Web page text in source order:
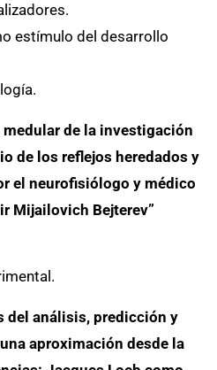
estímulo del desarrollo
de la investigación
de los reflejos heredados y
el neurofisiólogo y médico
Mijailovich Bejterev”
del análisis, predicción y
aproximación desde la